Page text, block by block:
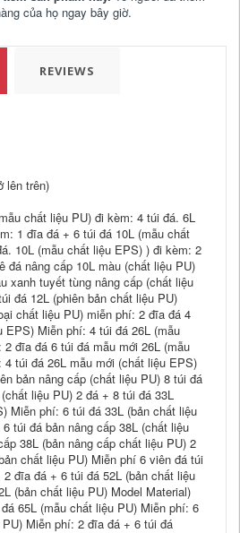
của họ ngay bây giờ.
REVIEWS
lên trên)
chất liệu PU) đi kèm: 4 túi đá. 6L
1 đĩa đá + 6 túi đá 10L (mẫu chất
10L (mẫu chất liệu EPS) ) đi kèm: 2
đá nâng cấp 10L màu (chất liệu PU)
xanh tuyết tùng nâng cấp (chất liệu
đá 12L (phiên bản chất liệu PU)
chất liệu PU) miễn phí: 2 đĩa đá 4
EPS) Miễn phí: 4 túi đá 26L (mẫu
đĩa đá 6 túi đá mẫu mới 26L (mẫu
túi đá 26L mẫu mới (chất liệu EPS)
bản nâng cấp (chất liệu PU) 8 túi đá
liệu PU) 2 đá + 8 túi đá 33L
Miễn phí: 6 túi đá 33L (bản chất liệu
túi đá bản nâng cấp 38L (chất liệu
38L (bản nâng cấp chất liệu PU) 2
chất liệu PU) Miễn phí 6 viên đá túi
đĩa đá + 6 túi đá 52L (bản chất liệu
(bản chất liệu PU) Model Material)
65L (mẫu chất liệu PU) Miễn phí: 6
Miễn phí: 2 đĩa đá + 6 túi đá